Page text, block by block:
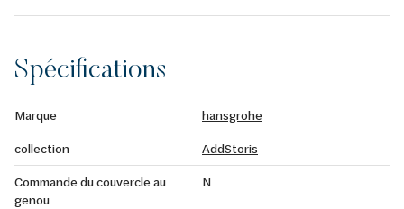
fermeture silencieuse du couvercle.
Spécifications
Marque
hansgrohe
collection
AddStoris
Commande du couvercle au
genou
N